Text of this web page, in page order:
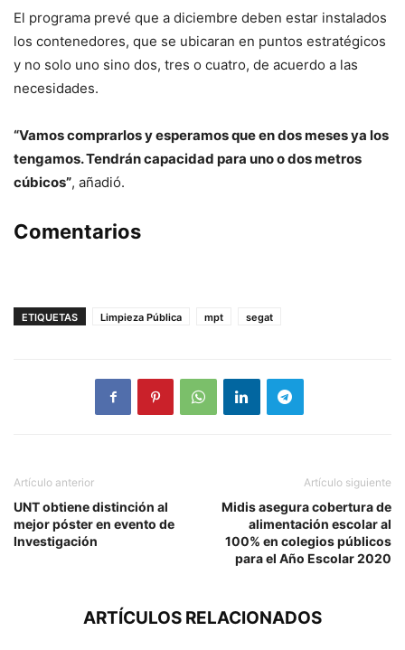
El programa prevé que a diciembre deben estar instalados
los contenedores, que se ubicaran en puntos estratégicos
y no solo uno sino dos, tres o cuatro, de acuerdo a las
necesidades.
“Vamos comprarlos y esperamos que en dos meses ya los
tengamos. Tendrán capacidad para uno o dos metros
cúbicos”, añadió.
Comentarios
ETIQUETAS Limpieza Pública mpt segat
Artículo anterior
UNT obtiene distinción al
mejor póster en evento de
Investigación
Artículo siguiente
Midis asegura cobertura de
alimentación escolar al
100% en colegios públicos
para el Año Escolar 2020
ARTÍCULOS RELACIONADOS